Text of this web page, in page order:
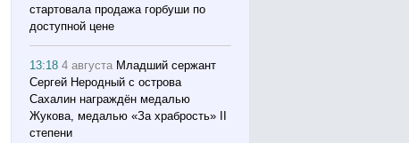
стартовала продажа горбуши по
доступной цене
13:184 августа Младший сержант
Сергей Неродный с острова
Сахалин награждён медалью
Жукова, медалью «За храбрость» II
степени